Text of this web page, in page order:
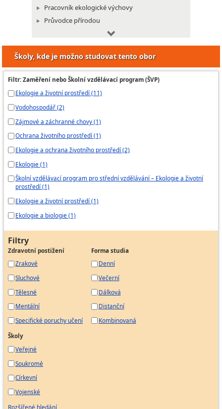
Pracovník ekologické výchovy
Průvodce přírodou
Strážce pro ochranu přírody a krajiny
Technik odpadového hospodářství
Technik zařízení pro ochranu ovzduší
Technik zařízení pro ochranu vod
Školy, kde je možno studovat tento obor
Filtr: Zaměření nebo Školní vzdělávací program (ŠVP)
Ekologie a životní prostředí (11)
Vodohospodář (2)
Zájmové a záchranné chovy (1)
Ochrana životního prostředí (1)
Ekologie a ochrana životního prostředí (2)
Ekologie (1)
Školní vzdělávací program pro střední vzdělávání – Ekologie a životní
prostředí (1)
Ekologie a životní prostředí (1)
Ekologie a biologie (1)
Filtry
Zdravotní postižení
Zrakové
Sluchové
Tělesné
Mentální
Specifické poruchy učení
Forma studia
Denní
Večerní
Dálková
Distanční
Kombinovaná
Školy
Veřejné
Soukromé
Církevní
Vojenské
Rozšířené hledání